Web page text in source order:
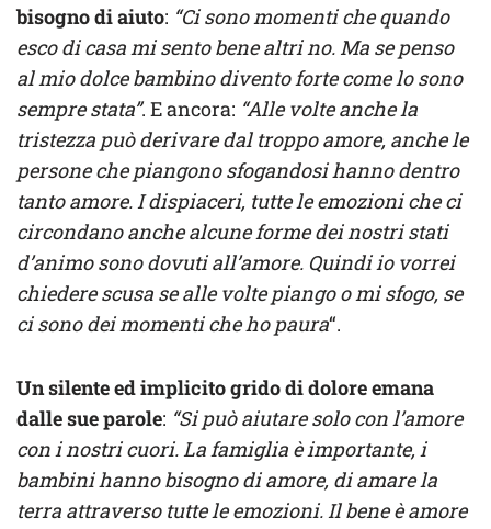
bisogno di aiuto: “Ci sono momenti che quando
esco di casa mi sento bene altri no. Ma se penso
al mio dolce bambino divento forte come lo sono
sempre stata”. E ancora: “Alle volte anche la
tristezza può derivare dal troppo amore, anche le
persone che piangono sfogandosi hanno dentro
tanto amore. I dispiaceri, tutte le emozioni che ci
circondano anche alcune forme dei nostri stati
d’animo sono dovuti all’amore. Quindi io vorrei
chiedere scusa se alle volte piango o mi sfogo, se
ci sono dei momenti che ho paura“.
Un silente ed implicito grido di dolore emana
dalle sue parole: “Si può aiutare solo con l’amore
con i nostri cuori. La famiglia è importante, i
bambini hanno bisogno di amore, di amare la
terra attraverso tutte le emozioni. Il bene è amore